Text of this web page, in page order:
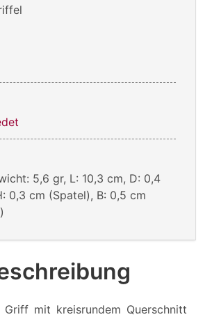
5,6 gr, L: 10,3 cm, D: 0,4
0,3 cm (Spatel), B: 0,5 cm
Griff mit kreisrundem Querschnitt